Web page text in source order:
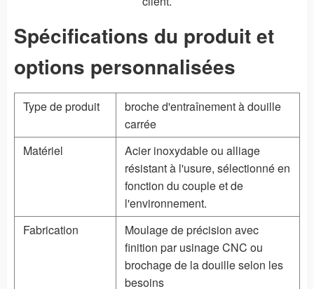
Spécifications du produit et
options personnalisées
Type de produit
broche d'entraînement à douille
carrée
Matériel
Acier inoxydable ou alliage
résistant à l'usure, sélectionné en
fonction du couple et de
l'environnement.
Fabrication
Moulage de précision avec
finition par usinage CNC ou
brochage de la douille selon les
besoins